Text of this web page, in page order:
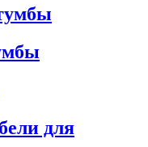
для